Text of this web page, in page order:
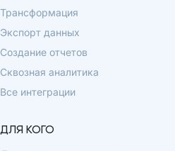
Трансформация
Экспорт данных
Создание отчетов
Сквозная аналитика
Все интеграции
ДЛЯ КОГО